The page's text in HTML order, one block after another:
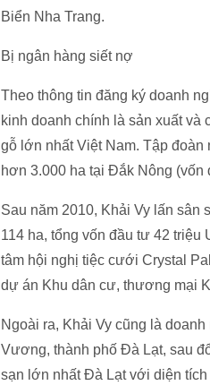
Biển Nha Trang.
Bị ngân hàng siết nợ
Theo thông tin đăng ký doanh
kinh doanh chính là sản xuất và
gỗ lớn nhất Việt Nam. Tập
hơn 3.000 ha tại Đắk Nông (vốn
Sau năm 2010, Khải Vy lấn sân
114 ha, tổng vốn đầu tư 42 triệu
tâm hội nghị tiệc cưới Crystal
dự án Khu dân cư, thương mại
Ngoài ra, Khải Vy cũng là
Vương, thành phố Đà Lạt, sau
sạn lớn nhất Đà Lạt với diện tích